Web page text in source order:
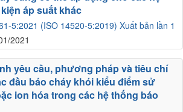
5:2021 (ISO 14520-5:2019) Xuất bản lần 1
2021
áp suất khác
yêu cầu, phương pháp và tiêu chí
đầu báo cháy khói kiểu điểm sử
ion hóa trong các hệ thống báo